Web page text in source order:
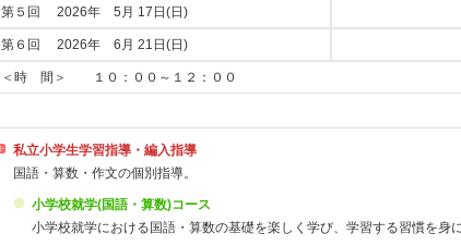
第５回 2026年 5月 17日(日)
第６回 2026年 6月 21日(日)
＜時 間＞ １０：００～１２：００
私立小学生学習指導・編入指導
国語・算数・作文の個別指導。
小学校就学(国語・算数)コース
小学校就学における国語・算数の基礎を楽しく学び、学習する習慣を身